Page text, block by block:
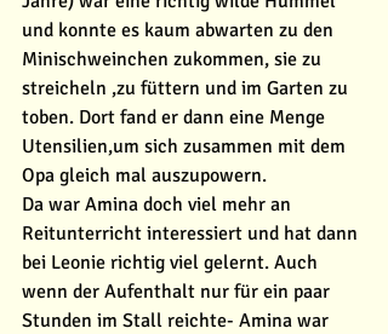
und konnte es kaum abwarten zu den
Minischweinchen zukommen, sie zu
streicheln ,zu füttern und im Garten zu
toben. Dort fand er dann eine Menge
Utensilien,um sich zusammen mit dem
Opa gleich mal auszupowern.
Da war Amina doch viel mehr an
Reitunterricht interessiert und hat dann
bei Leonie richtig viel gelernt. Auch
wenn der Aufenthalt nur für ein paar
Stunden im Stall reichte- Amina war